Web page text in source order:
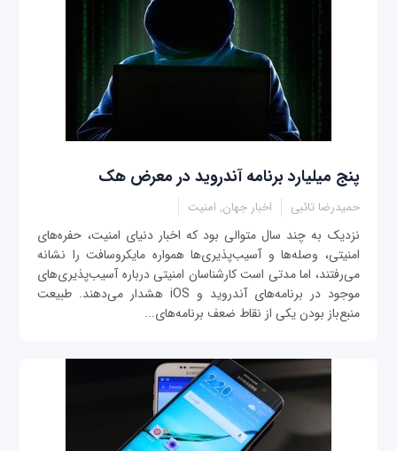
پنج میلیارد برنامه آندروید در معرض هک
حمیدرضا تائبی اخبار جهان, امنیت
نزدیک به چند سال متوالی بود که اخبار دنیای امنیت، حفره‌های
امنیتی، وصله‌ها و آسیب‌پذیری‌ها همواره مایکروسافت را نشانه
می‌رفتند، اما مدتی است کارشناسان امنیتی درباره آسیب‌پذیری‌های
موجود در برنامه‌های آندروید و iOS هشدار می‌دهند. طبیعت
منبع‌باز بودن یکی از نقاط ضعف برنامه‌های...